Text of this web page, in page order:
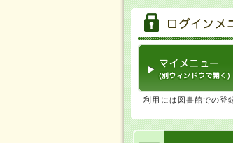
利用には図書館での登